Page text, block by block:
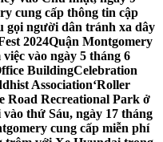
cung cấp thông tin cập
gọi người dân tránh xa dây
2024Quận Montgomery
vào ngày 5 tháng 6
BuildingCelebration
Association‘Roller
Road Recreational Park ở
thứ Sáu, ngày 17 tháng
cung cấp miễn phí